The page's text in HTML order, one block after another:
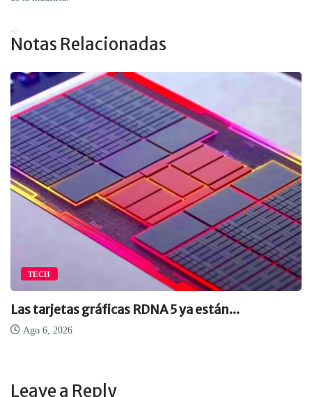
Notas Relacionadas
TECH
Las tarjetas gráficas RDNA 5 ya están...
Ago 6, 2026
Leave a Reply